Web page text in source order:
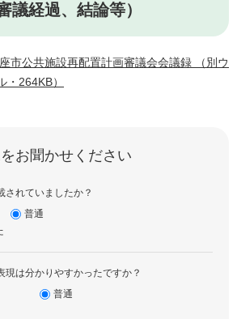
議経過、結論等）
市公共施設再配置計画審議会会議録 （別ウ
・264KB）
お聞かせください
されていましたか？
普通
現は分かりやすかったですか？
普通